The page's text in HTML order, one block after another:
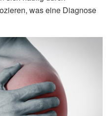
was eine Diagnose